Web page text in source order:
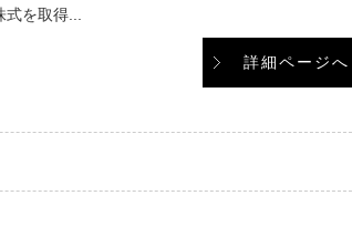
を取得...
詳細ページへ